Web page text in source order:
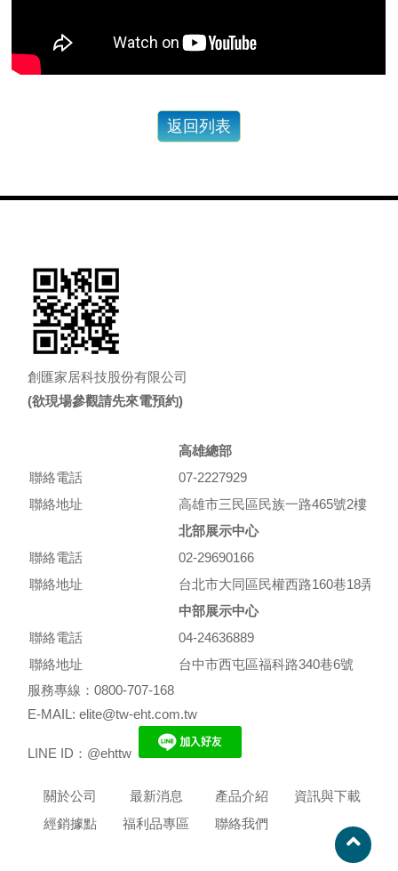
創匯家居科技股份有限公司
(欲現場參觀請先來電預約)
高雄總部
聯絡電話
07-2227929
聯絡地址
高雄市三民區民族一路465號2樓
北部展示中心
聯絡電話
02-29690166
聯絡地址
台北市大同區民權西路160巷18弄10
中部展示中心
聯絡電話
04-24636889
聯絡地址
台中市西屯區福科路340巷6號
服務專線：0800-707-168
E-MAIL: elite@tw-eht.com.tw
LINE ID：@ehttw
關於公司 最新消息 產品介紹
資訊與下載
經銷據點
福利品專區 聯絡我們